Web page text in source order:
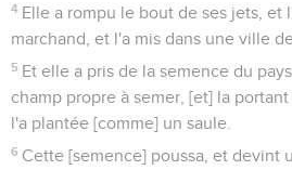
4 Elle a rompu le bout de ses jets, et
marchand, et l'a mis dans une ville
5 Et elle a pris de la semence du
champ propre à semer, [et] la portant
l'a plantée [comme] un saule.
6 Cette [semence] poussa, et devint